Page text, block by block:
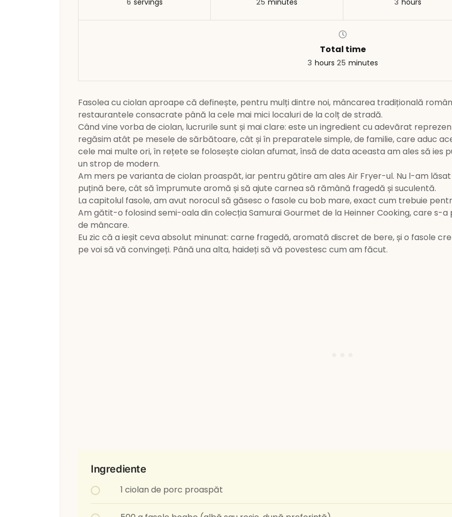
Total time
3 hours 25 minutes
Fasolea cu ciolan aproape că definește, pentru mulți dintre noi, mâncarea tradițională
restaurantele consacrate până la cele mai mici localuri de la colț de stradă.
Când vine vorba de ciolan, lucrurile sunt și mai clare: este un ingredient cu adevărat
regăsim atât pe mesele de sărbătoare, cât și în preparatele simple, de familie, care aduc
cele mai multe ori, în rețete se folosește ciolan afumat, însă de data aceasta am ales să ies
un strop de modern.
Am mers pe varianta de ciolan proaspăt, iar pentru gătire am ales Air Fryer-ul. Nu l-am
puțină bere, cât să împrumute aromă și să ajute carnea să rămână fragedă și suculentă.
La capitolul fasole, am avut norocul să găsesc o fasole cu bob mare, exact cum trebuie
Am gătit-o folosind semi-oala din colecția Samurai Gourmet de la Heinner Cooking, care
de mâncare.
Eu zic că a ieșit ceva absolut minunat: carne fragedă, aromată discret de bere, și o fasole
pe voi să vă convingeți. Până una alta, haideți să vă povestesc cum am făcut.
Ingrediente
1 ciolan de porc proaspăt